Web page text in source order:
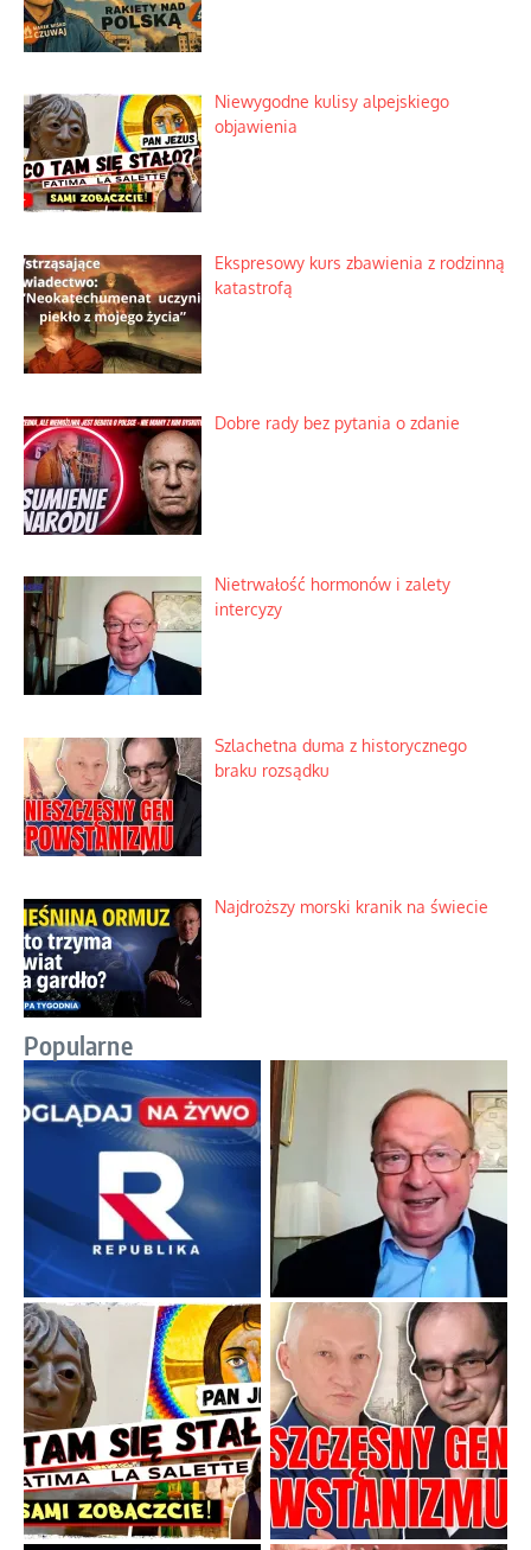
Niewygodne kulisy alpejskiego
objawienia
Ekspresowy kurs zbawienia z rodzinną
katastrofą
Dobre rady bez pytania o zdanie
Nietrwałość hormonów i zalety
intercyzy
Szlachetna duma z historycznego
braku rozsądku
Najdroższy morski kranik na świecie
Popularne